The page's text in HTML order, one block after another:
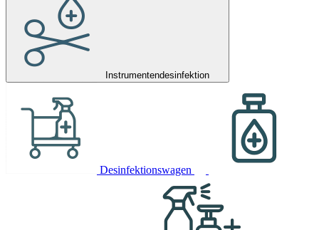
Instrumentendesinfektion
Desinfektionswagen